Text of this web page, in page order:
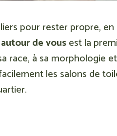
pour rester propre,
de vousest la
race, à sa morphologie
les salons de